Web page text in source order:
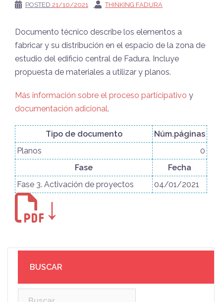
POSTED 21/10/2021 THINKING FADURA
Documento técnico describe los elementos a
fabricar y su distribución en el espacio de la zona de
estudio del edificio central de Fadura. Incluye
propuesta de materiales a utilizar y planos.
Más información sobre el proceso participativo y
documentación adicional.
Tipo de documento
Núm.páginas
Planos
0
Fase
Fecha
Fase 3. Activación de proyectos
04/01/2021
↓
BUSCAR